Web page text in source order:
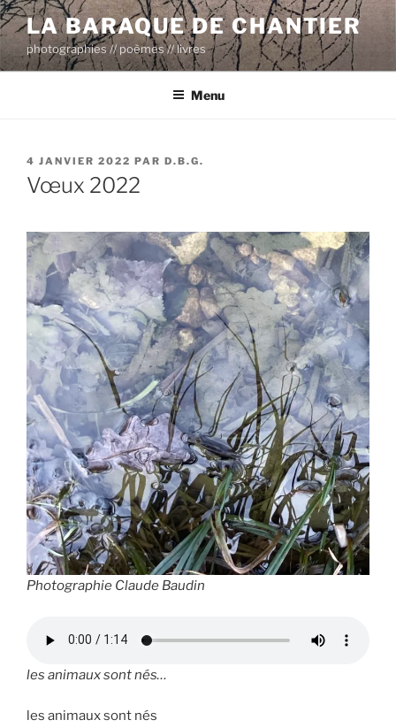
Aller
au
contenu
principal
LA BARAQUE DE CHANTIER
photographies // poèmes // livres
Menu
PUBLIÉ
LE
4 JANVIER 2022 PAR D.B.G.
Vœux 2022
Photographie Claude Baudin
les animaux sont nés…
les animaux sont nés